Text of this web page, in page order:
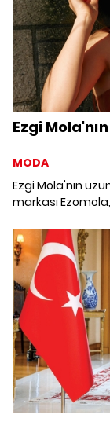
Ezgi
MODA
Ezgi Mola'nın
markası